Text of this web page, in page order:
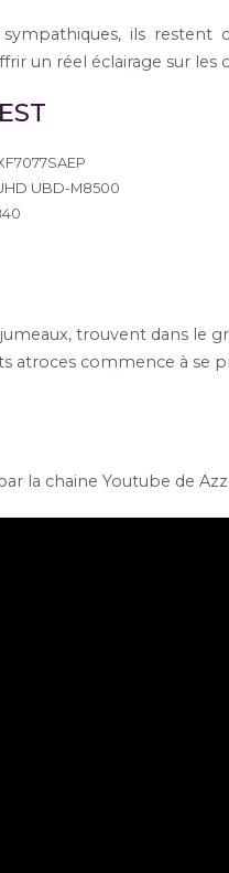
ils
un réel éclairage sur les
UBD-M8500
trouvent dans le
atroces commence à se
la chaine Youtube de